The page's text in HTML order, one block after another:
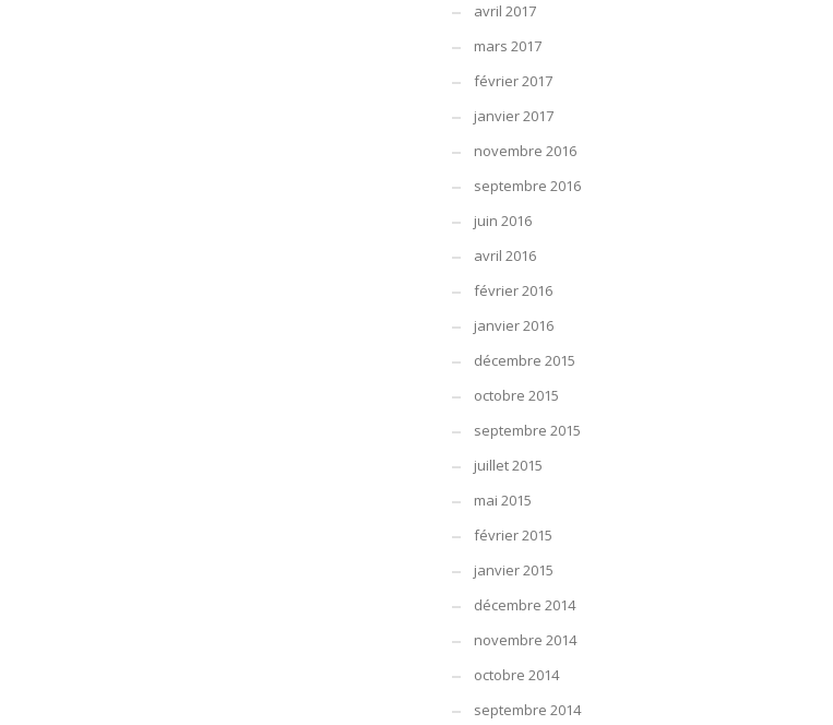
avril 2017
mars 2017
février 2017
janvier 2017
novembre 2016
septembre 2016
juin 2016
avril 2016
février 2016
janvier 2016
décembre 2015
octobre 2015
septembre 2015
juillet 2015
mai 2015
février 2015
janvier 2015
décembre 2014
novembre 2014
octobre 2014
septembre 2014